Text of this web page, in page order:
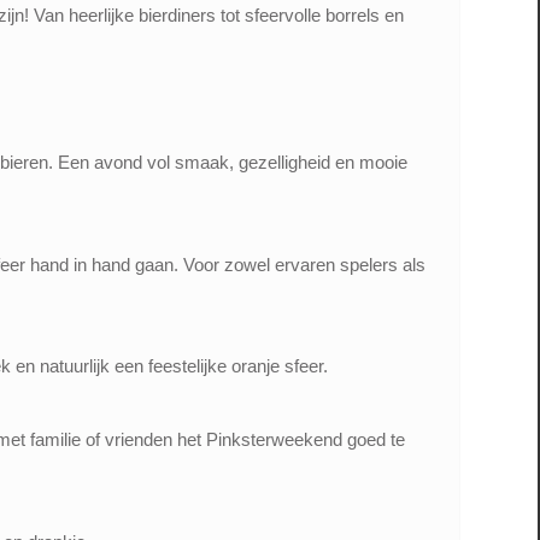
Van heerlijke bierdiners tot sfeervolle borrels en
Een avond vol smaak, gezelligheid en mooie
hand in hand gaan. Voor zowel ervaren spelers als
en natuurlijk een feestelijke oranje sfeer.
familie of vrienden het Pinksterweekend goed te